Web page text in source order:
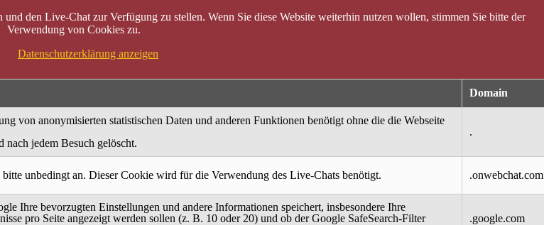
den Live-Chat zur Verfügung zu stellen. Wenn Sie diese Website weiterhin nutzen wollen, stimmen Sie bitte der
Verwendung von Cookies zu.
Datenschutzerklärung anzeigen
Domain
von anonymisierten statistischen Daten und anderen Funktionen benötigt ohne die die Webseite
jedem Besuch gelöscht.
.
unbedingt an. Dieser Cookie wird für die Verwendung des Live-Chats benötigt. .onwebchat.com
Ihre bevorzugten Einstellungen und andere Informationen speichert, insbesondere Ihre
pro Seite angezeigt werden sollen (z. B. 10 oder 20) und ob der Google SafeSearch-Filter
.google.com